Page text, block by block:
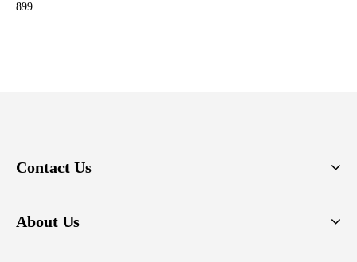
899
Contact Us
About Us